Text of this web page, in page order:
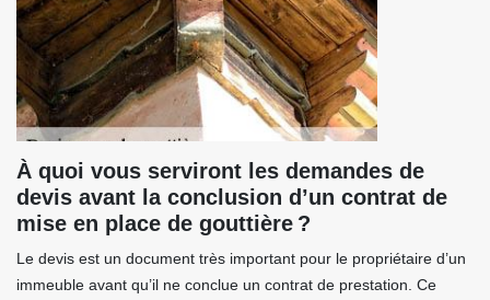
À quoi vous serviront les demandes de
devis avant la conclusion d’un contrat de
mise en place de gouttière ?
Le devis est un document très important pour le propriétaire d’un
immeuble avant qu’il ne conclue un contrat de prestation. Ce